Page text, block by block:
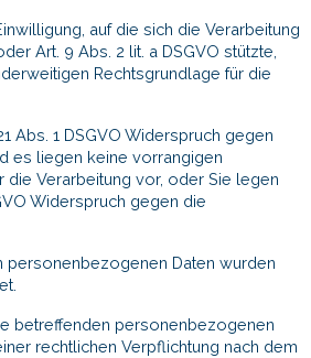
auf die sich die Verarbeitung
Art. 9 Abs. 2 lit. a DSGVO stützte,
Rechtsgrundlage für die
Abs. 1 DSGVO Widerspruch gegen
es liegen keine vorrangigen
die Verarbeitung vor, oder Sie legen
Widerspruch gegen die
personenbezogenen Daten wurden
betreffenden personenbezogenen
rechtlichen Verpflichtung nach dem